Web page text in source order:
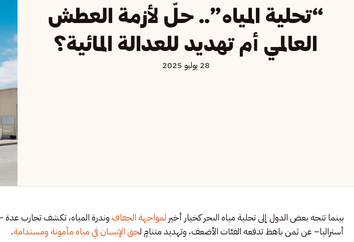
“تحلية المياه”.. حلّ لأزمة العطش
العالمي أم تهديد للعدالة المائية؟
28 يوليو 2025
بينما تتجه بعض الدول إلى تحلية مياه البحر كخيار أخير لمواجهة الجفافوندرة المياه، تكشف تجارب
أستراليا– عن ثمن باهظ تدفعه الفئات الأضعف، وتهديد متنامٍ لحق الإنسان في مياه مأمونة ومستدامة.